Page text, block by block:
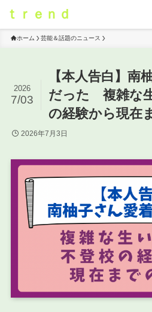
ｔｒｅｎｄ
ホーム 芸能＆話題のニュース
【本人告白】南
だった 複雑な
の経験から現在
2026
7/03
2026年7月3日